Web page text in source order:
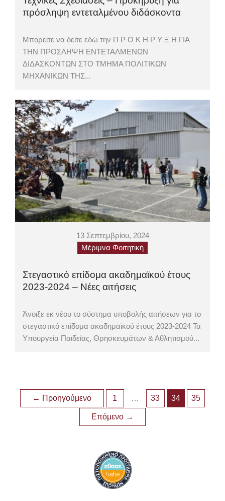
πρόσληψη εντεταλμένου διδάσκοντα
Μπορείτε να δείτε εδώ την Π Ρ Ο Κ Η Ρ Υ Ξ Η ΓΙΑ
ΤΗΝ ΠΡΟΣΛΗΨΗ ΕΝΤΕΤΑΛΜΕΝΩΝ
ΔΙΔΑΣΚΟΝΤΩΝ ΣΤΟ ΤΜΗΜΑ ΠΟΛΙΤΙΚΩΝ
ΜΗΧΑΝΙΚΩΝ ΤΗΣ...
13 Σεπτεμβρίου, 2024
Μέριμνα Φοιτητική
Στεγαστικό επίδομα ακαδημαϊκού έτους
2023-2024 – Νέες αιτήσεις
Άνοιξε εκ νέου το σύστημα υποβολής αιτήσεων για το
στεγαστικό επίδομα ακαδημαϊκού έτους 2023-2024 Τα
Υπουργεία Παιδείας, Θρησκευμάτων & Αθλητισμού...
← Προηγούμενο 1 … 33 34 35
Επόμενο →